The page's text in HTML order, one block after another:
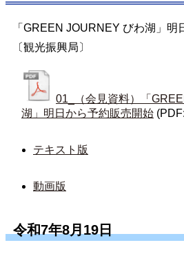
「GREEN JOURNEY びわ湖」明
〔観光振興局〕
01_（会見資料）「
湖」明日から予約販売開始
テキスト版
動画版
令和7年8月19日